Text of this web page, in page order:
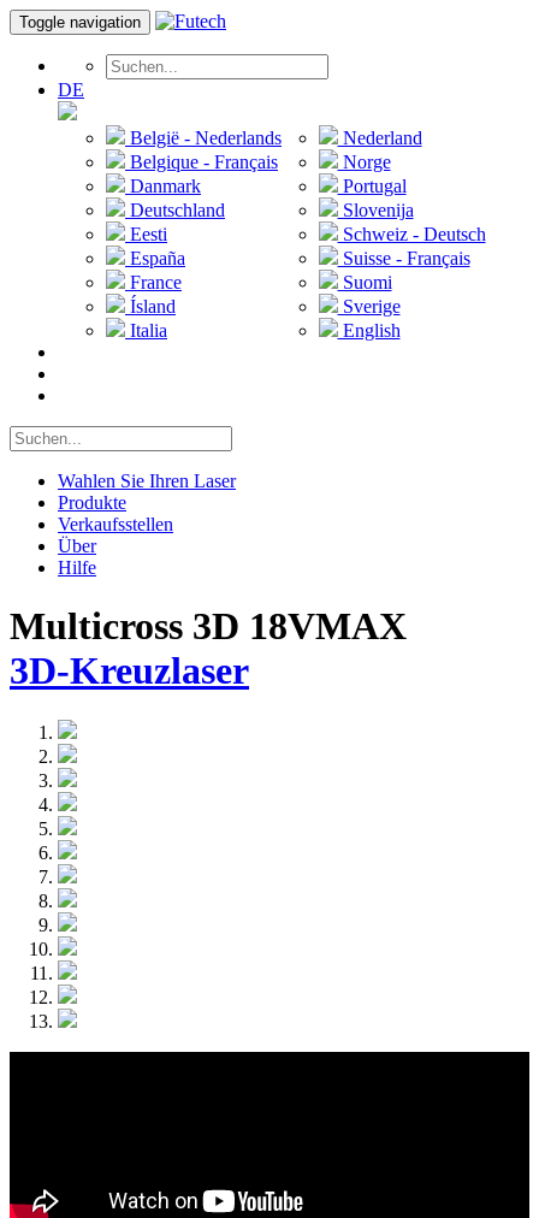
Toggle navigation
DE
België - Nederlands
Belgique - Français
Danmark
Deutschland
Eesti
España
France
Ísland
Italia
Nederland
Norge
Portugal
Slovenija
Schweiz - Deutsch
Suisse - Français
Suomi
Sverige
English
Wahlen Sie Ihren Laser
Produkte
Verkaufsstellen
Über
Hilfe
Multicross 3D 18VMAX
3D-Kreuzlaser